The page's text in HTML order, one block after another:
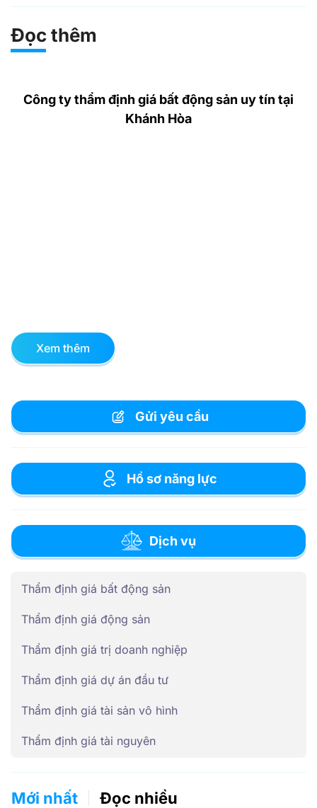
Đọc thêm
Công ty thẩm định giá bất động sản uy tín tại
Khánh Hòa
Xem thêm
Gửi yêu cầu
Hồ sơ năng lực
Dịch vụ
Thẩm định giá bất động sản
Thẩm định giá động sản
Thẩm định giá trị doanh nghiệp
Thẩm định giá dự án đầu tư
Thẩm định giá tài sản vô hình
Thẩm định giá tài nguyên
Mới nhất Đọc nhiều